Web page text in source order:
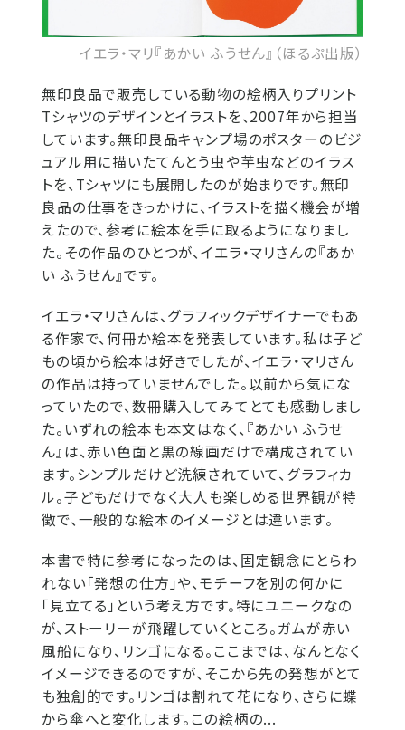
イエラ・マリ『あかい ふうせん』（ほるぷ出版）
無印良品で販売している動物の絵柄入りプリント
Tシャツのデザインとイラストを、2007年から担当
しています。無印良品キャンプ場のポスターのビジ
ュアル用に描いたてんとう虫や芋虫などのイラス
トを、Tシャツにも展開したのが始まりです。無印
良品の仕事をきっかけに、イラストを描く機会が増
えたので、参考に絵本を手に取るようになりまし
た。その作品のひとつが、イエラ・マリさんの『あか
い ふうせん』です。
イエラ・マリさんは、グラフィックデザイナーでもあ
る作家で、何冊か絵本を発表しています。私は子ど
もの頃から絵本は好きでしたが、イエラ・マリさん
の作品は持っていませんでした。以前から気にな
っていたので、数冊購入してみてとても感動しまし
た。いずれの絵本も本文はなく、『あかい ふうせ
ん』は、赤い色面と黒の線画だけで構成されてい
ます。シンプルだけど洗練されていて、グラフィカ
ル。子どもだけでなく大人も楽しめる世界観が特
徴で、一般的な絵本のイメージとは違います。
本書で特に参考になったのは、固定観念にとらわ
れない「発想の仕方」や、モチーフを別の何かに
「見立てる」という考え方です。特にユニークなの
が、ストーリーが飛躍していくところ。ガムが赤い
風船になり、リンゴになる。ここまでは、なんとなく
イメージできるのですが、そこから先の発想がとて
も独創的です。リンゴは割れて花になり、さらに蝶
から傘へと変化します。この絵柄の...